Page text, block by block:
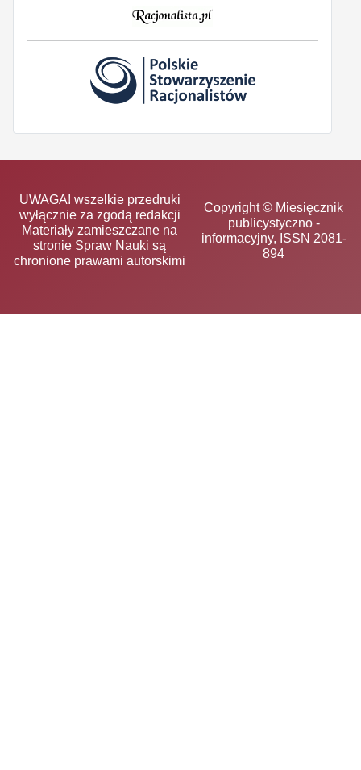
UWAGA! wszelkie przedruki
wyłącznie za zgodą redakcji
Materiały zamieszczane na
stronie Spraw Nauki są
chronione prawami autorskimi
Copyright © Miesięcznik
publicystyczno -
informacyjny, ISSN 2081-
894